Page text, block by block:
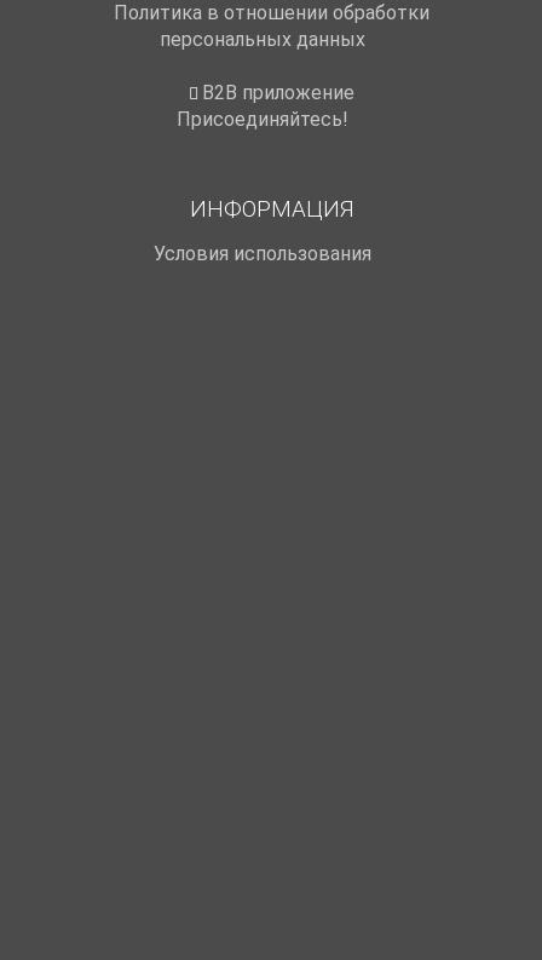
Политика в отношении обработки
персональных данных
B2B приложение
Присоединяйтесь!
ИНФОРМАЦИЯ
Условия использования